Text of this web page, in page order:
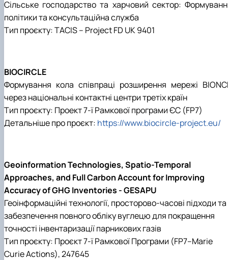
Сільське господарство та харчовий сектор:
політики та консультаційна служба
Тип проєкту: TACIS – Project FD UK 9401
BIOCIRCLE
Формування кола співпраці розширення мережі
через національні контактні центри третіх країн
Тип проєкту: Проект 7-ї Рамкової програми ЄС (FP7)
Детальніше про проєкт: https://www.biocircle-project.eu/
Geoinformation Technologies, Spatio-Temporal
Approaches, and Full Carbon Account for Improving
Accuracy of GHG Inventories - GESAPU
Геоінформаційні технології, просторово-часові підходи та
забезпечення повного обліку вуглецю для покращення
точності інвентаризації парникових газів
Тип проєкту: Проєкт 7-ї Рамкової Програми (FP7–Marie
Curie Actions), 247645